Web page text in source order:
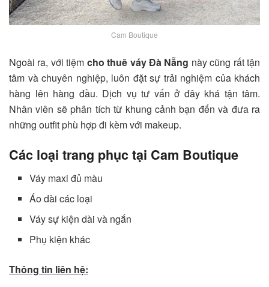
Cam Boutique
Ngoài ra, với tiệm cho thuê váy Đà Nẵng này cũng rất tận
tâm và chuyên nghiệp, luôn đặt sự trải nghiệm của khách
hàng lên hàng đầu. Dịch vụ tư vấn ở đây khá tận tâm.
Nhân viên sẽ phân tích từ khung cảnh bạn đến và đưa ra
những outfit phù hợp đi kèm với makeup.
Các loại trang phục tại Cam Boutique
Váy maxi đủ màu
Áo dài các loại
Váy sự kiện dài và ngắn
Phụ kiện khác
Thông tin liên hệ: